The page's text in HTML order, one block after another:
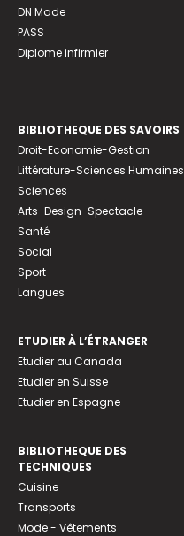
DN Made
PASS
Diplome infirmier
BIBLIOTHEQUE DES SAVOIRS
Droit-Economie-Gestion
Littérature-Sciences Humaines
Sciences
Arts-Design-Spectacle
Santé
Social
Sport
Langues
ETUDIER À L’ÉTRANGER
Etudier au Canada
Etudier en Suisse
Etudier en Espagne
BIBLIOTHEQUE DES
TECHNIQUES
Cuisine
Transports
Mode - Vêtements